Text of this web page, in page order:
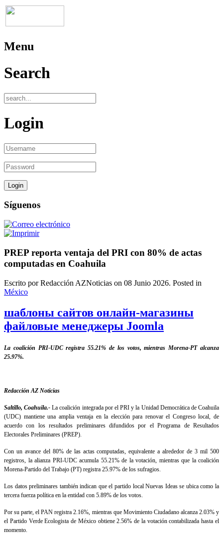
Menu
Search
Login
Síguenos
PREP reporta ventaja del PRI con 80% de actas
computadas en Coahuila
Escrito por Redacción AZNoticias on 08 Junio 2026. Posted in
México
шаблоны сайтов онлайн-магазины
файловые менеджеры Joomla
La coalición PRI-UDC registra 55.21% de los votos, mientras Morena-PT alcanza
25.97%.
Redacción AZ Noticias
Saltillo, Coahuila.- La coalición integrada por el PRI y la Unidad Democrática de Coahuila
(UDC) mantiene una amplia ventaja en la elección para renovar el Congreso local, de
acuerdo con los resultados preliminares difundidos por el Programa de Resultados
Electorales Preliminares (PREP).
Con un avance del 80% de las actas computadas, equivalente a alrededor de 3 mil 500
registros, la alianza PRI-UDC acumula 55.21% de la votación, mientras que la coalición
Morena-Partido del Trabajo (PT) registra 25.97% de los sufragios.
Los datos preliminares también indican que el partido local Nuevas Ideas se ubica como la
tercera fuerza política en la entidad con 5.89% de los votos.
Por su parte, el PAN registra 2.16%, mientras que Movimiento Ciudadano alcanza 2.03% y
el Partido Verde Ecologista de México obtiene 2.56% de la votación contabilizada hasta el
momento.